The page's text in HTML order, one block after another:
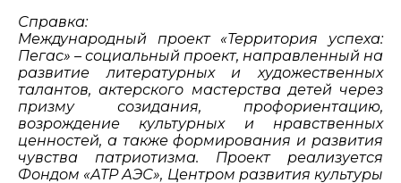
Справка:
Международный проект «Территория успеха:
Пегас» – социальный проект, направленный на
развитие литературных и художественных
талантов, актерского мастерства детей через
призму созидания, профориентацию,
возрождение культурных и нравственных
ценностей, а также формирования и развития
чувства патриотизма. Проект реализуется
Фондом «АТР АЭС», Центром развития культуры